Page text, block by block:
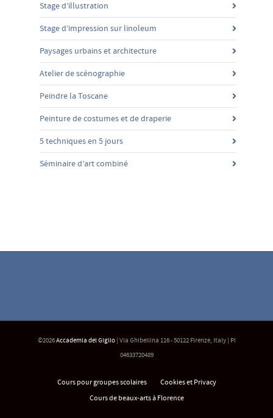
Stage d’illustration
Stage d’impression sur linoleum
Paysages urbains et architecture
Atelier de scénographie
Peindre la Toscane
Peinture de costumes et de draperie
5 techniques en 5 jours
Séminaire d’art combiné
©2026Accademia del Giglio| Via Ghibellina 116 - 50122 Firenze, Italy | PI
04633720489
Cours pour groupes scolaires
Cookies et Privacy
Cours de beaux-arts à Florence